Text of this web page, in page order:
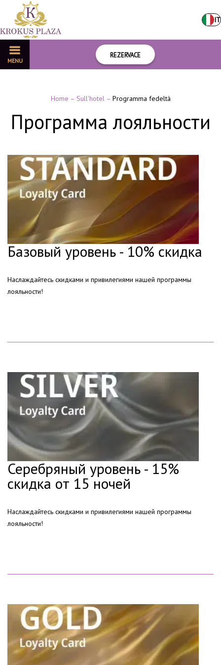
IT
MENU
REZERVACE
Home – Sull'hotel – Programma fedeltà
Программа лояльности
Базовый уровень - 10% скидка
Наслаждайтесь скидками и привилегиями нашей программы
лояльности!
Серебряный уровень - 15%
скидка от 15 ночей
Наслаждайтесь скидками и привилегиями нашей программы
лояльности!